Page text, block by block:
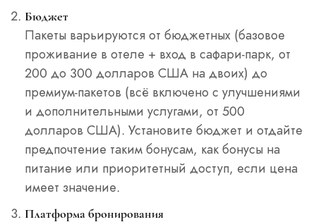
Бюджет
Пакеты варьируются от бюджетных (базовое
проживание в отеле + вход в сафари-парк, от
200 до 300 долларов США на двоих) до
премиум-пакетов (всё включено с улучшениями
и дополнительными услугами, от 500
долларов США). Установите бюджет и отдайте
предпочтение таким бонусам, как бонусы на
питание или приоритетный доступ, если цена
имеет значение.
Платформа бронирования